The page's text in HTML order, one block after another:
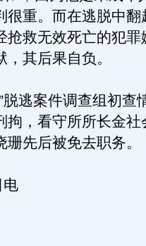
很重。而在逃脱中翻
抢救无效死亡的犯罪
其后果自负。
逃案件调查组初查
拘，看守所所长金社
先后被免去职务。